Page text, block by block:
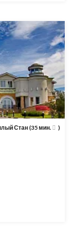
Стан (35 мин. )